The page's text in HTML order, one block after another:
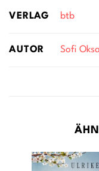
VERLAG btb
AUTOR Sofi